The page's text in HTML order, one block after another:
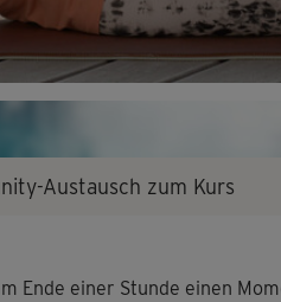
Austausch zum Kurs
Ende einer Stunde einen